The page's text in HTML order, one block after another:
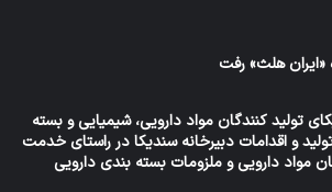
«ایران هلث» رفت
تولید کنندگان مواد دارویی، شیمیایی و بسته
و اقدامات دبیرخانه سندیکا در راستای خدمت
مواد دارویی و ملزومات بسته بندی دارویی